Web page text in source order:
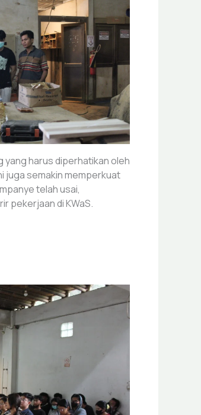
harus diperhatikan oleh
juga semakin memperkuat
telah usai,
pekerjaan di KWaS.